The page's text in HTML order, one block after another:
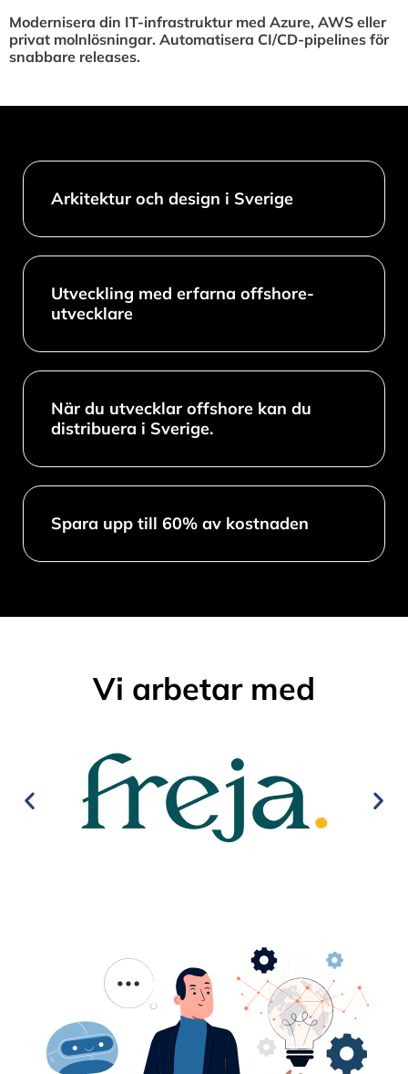
Modernisera din IT-infrastruktur med Azure, AWS eller
privat molnlösningar. Automatisera CI/CD-pipelines för
snabbare releases.
Arkitektur och design i Sverige​
Utveckling med erfarna offshore-
utvecklare
När du utvecklar offshore kan du
distribuera i Sverige.
Spara upp till 60% av kostnaden
Vi arbetar med